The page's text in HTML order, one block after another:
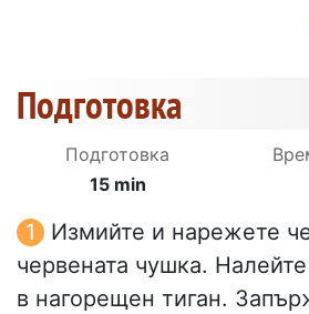
Подготовка
Подготовка
15 min
Измийте и нарежете
червената чушка.
в нагорещен тиган.